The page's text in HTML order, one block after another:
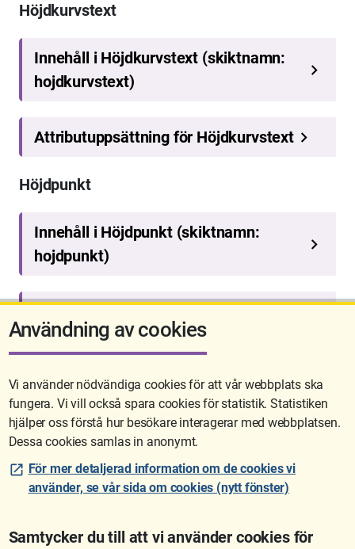
Höjdkurvstext
Höjdpunkt
Sidan uppdaterades senast: 2026-05-26 08:16
Användning av cookies
Vi använder nödvändiga cookies för att vår webbplats ska
fungera. Vi vill också spara cookies för statistik. Statistiken
hjälper oss förstå hur besökare interagerar med webbplatsen.
Dessa cookies samlas in anonymt.
För mer detaljerad information om de cookies vi
använder, se vår sida om cookies (nytt fönster)
Samtycker du till att vi använder cookies för